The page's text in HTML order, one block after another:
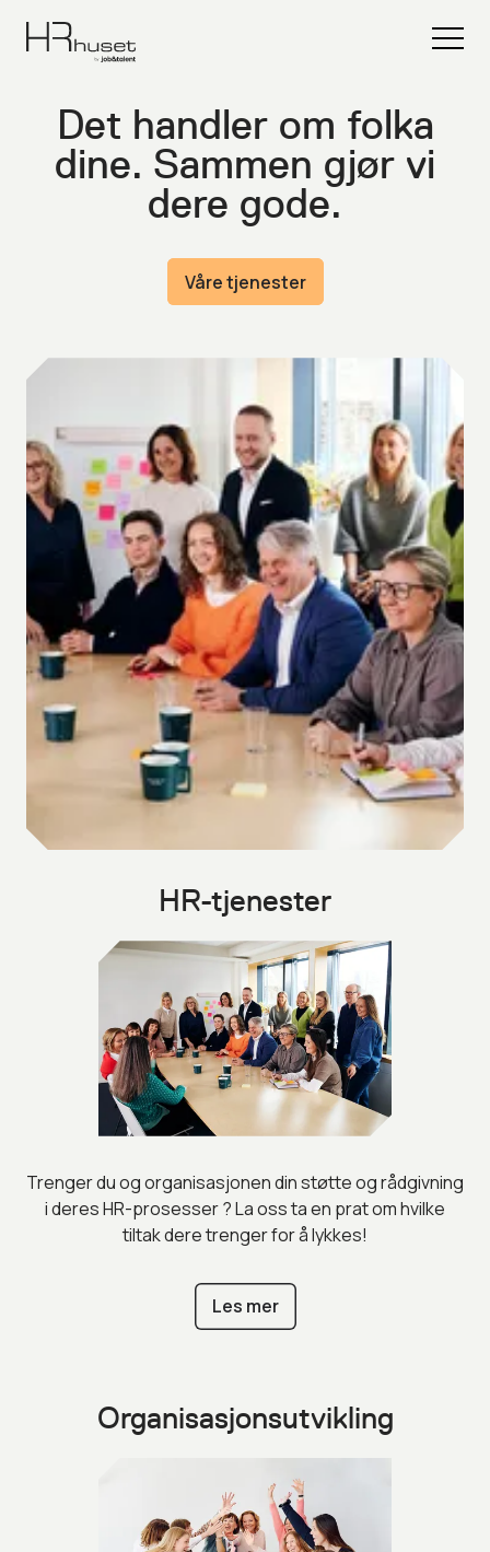
Det handler om folka
dine. Sammen gjør vi
dere gode.
Våre tjenester
HR-tjenester
Trenger du og organisasjonen din støtte og rådgivning
i deres HR-prosesser ? La oss ta en prat om hvilke
tiltak dere trenger for å lykkes!
Les mer
Organisasjonsutvikling